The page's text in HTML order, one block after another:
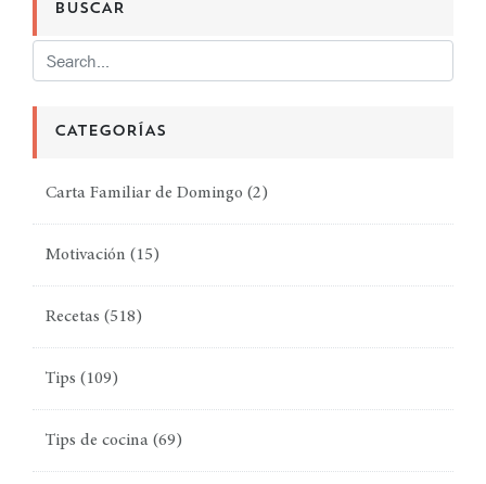
BUSCAR
CATEGORÍAS
Carta Familiar de Domingo (2)
Motivación (15)
Recetas (518)
Tips (109)
Tips de cocina (69)